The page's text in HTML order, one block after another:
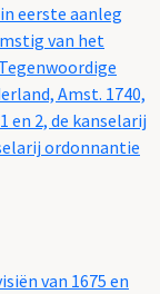
eerste aanleg
van het
Amst. 1740,
en 2, de kanselarij
ordonnantie
van 1675 en